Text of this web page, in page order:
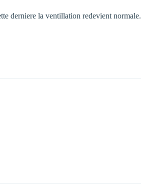
derniere la ventillation redevient normale.